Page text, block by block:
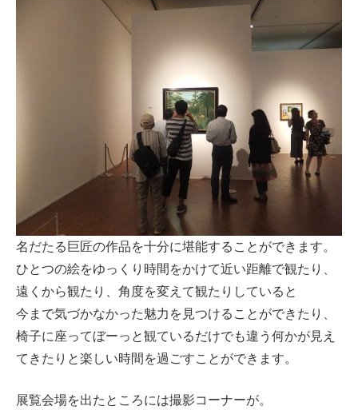
名だたる巨匠の作品を十分に堪能することができます。
ひとつの絵をゆっくり時間をかけて近い距離で観たり、
遠くから観たり、角度を変えて観たりしていると
今まで気づかなかった魅力を見つけることができたり、
椅子に座ってぼーっと観ているだけでも違う何かが見え
てきたりと楽しい時間を過ごすことができます。
展覧会場を出たところには撮影コーナーが。